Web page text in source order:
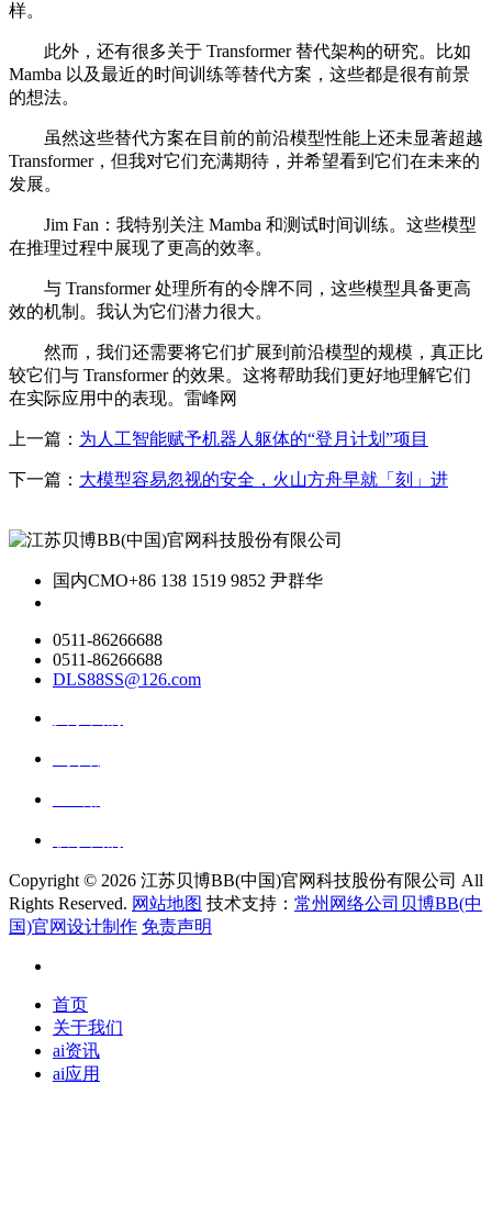
样。
此外，还有很多关于 Transformer 替代架构的研究。比如
Mamba 以及最近的时间训练等替代方案，这些都是很有前景
的想法。
虽然这些替代方案在目前的前沿模型性能上还未显著超越
Transformer，但我对它们充满期待，并希望看到它们在未来的
发展。
Jim Fan：我特别关注 Mamba 和测试时间训练。这些模型
在推理过程中展现了更高的效率。
与 Transformer 处理所有的令牌不同，这些模型具备更高
效的机制。我认为它们潜力很大。
然而，我们还需要将它们扩展到前沿模型的规模，真正比
较它们与 Transformer 的效果。这将帮助我们更好地理解它们
在实际应用中的表现。雷峰网
上一篇： 为人工智能赋予机器人躯体的“登月计划”项目
下一篇： 大模型容易忽视的安全，火山方舟早就「刻」进
国内CMO+86 138 1519 9852 尹群华
0511-86266688
0511-86266688
DLS88SS@126.com
Copyright © 2026 江苏贝博BB(中国)官网科技股份有限公司 All
Rights Reserved. 网站地图 技术支持： 常州网络公司贝博BB(中
国)官网设计制作 免责声明
首页
关于我们
ai资讯
ai应用